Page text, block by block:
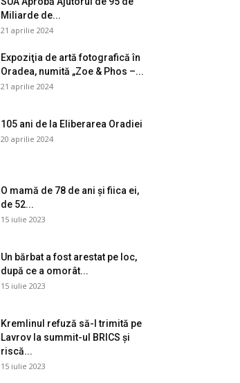
Miliarde de...
21 aprilie 2024
Expoziţia de artă fotografică în
Oradea, numită „Zoe & Phos –...
21 aprilie 2024
105 ani de la Eliberarea Oradiei
20 aprilie 2024
O mamă de 78 de ani și fiica ei,
de 52...
15 iulie 2023
Un bărbat a fost arestat pe loc,
după ce a omorât...
15 iulie 2023
Kremlinul refuză să-l trimită pe
Lavrov la summit-ul BRICS și
riscă...
15 iulie 2023